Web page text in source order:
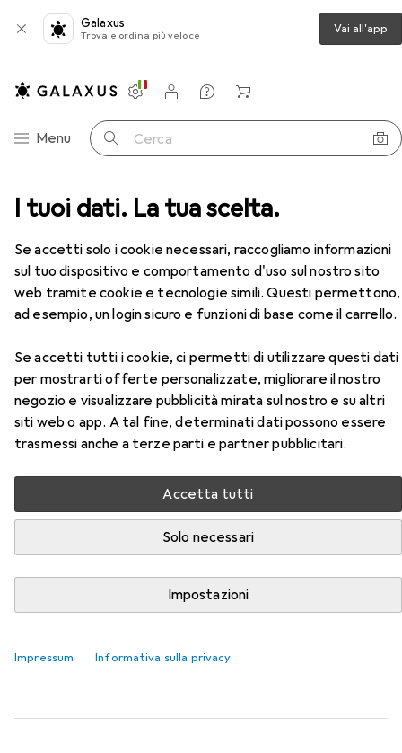
I tuoi dati. La tua scelta.
Se accetti solo i cookie necessari, raccogliamo informazioni
sul tuo dispositivo e comportamento d'uso sul nostro sito
web tramite cookie e tecnologie simili. Questi permettono,
ad esempio, un login sicuro e funzioni di base come il carrello.
Se accetti tutti i cookie, ci permetti di utilizzare questi dati
per mostrarti offerte personalizzate, migliorare il nostro
negozio e visualizzare pubblicità mirata sul nostro e su altri
siti web o app. A tal fine, determinati dati possono essere
trasmessi anche a terze parti e partner pubblicitari.
Accetta tutti
Solo necessari
Impostazioni
Impressum Informativa sulla privacy
Galaxus
Trova e ordina più veloce Vai all'app
Categoria Navigazione
Menu Cerca
Impostazioni
Conto cliente
Liste di confronto
Liste dei desideri
Carrello
Taglierino Black & Decker Taglierini
Black & Decker Taglierini
Taglierini
Accessori per Black & Decker
Taglierini
Qui trovi accessori adatti per il prodotto Black & Decker
Taglierini della categoria Sottomano per scrivania.
Rilevanza
Elenco dei prodotti
EUR
38,73
60 x 90 cm